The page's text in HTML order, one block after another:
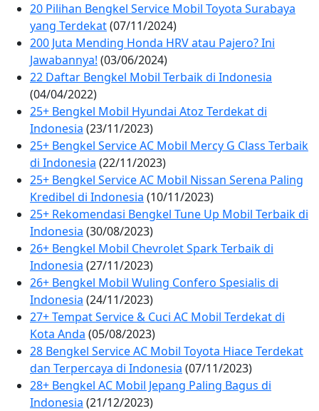
20 Pilihan Bengkel Service Mobil Toyota Surabaya
yang Terdekat(07/11/2024)
200 Juta Mending Honda HRV atau Pajero? Ini
Jawabannya! (03/06/2024)
22 Daftar Bengkel Mobil Terbaik di Indonesia
(04/04/2022)
25+ Bengkel Mobil Hyundai Atoz Terdekat di
Indonesia (23/11/2023)
25+ Bengkel Service AC Mobil Mercy G Class Terbaik
di Indonesia (22/11/2023)
25+ Bengkel Service AC Mobil Nissan Serena Paling
Kredibel di Indonesia (10/11/2023)
25+ Rekomendasi Bengkel Tune Up Mobil Terbaik di
Indonesia (30/08/2023)
26+ Bengkel Mobil Chevrolet Spark Terbaik di
Indonesia (27/11/2023)
26+ Bengkel Mobil Wuling Confero Spesialis di
Indonesia (24/11/2023)
27+ Tempat Service & Cuci AC Mobil Terdekat di
Kota Anda (05/08/2023)
28 Bengkel Service AC Mobil Toyota Hiace Terdekat
dan Terpercaya di Indonesia (07/11/2023)
28+ Bengkel AC Mobil Jepang Paling Bagus di
Indonesia (21/12/2023)